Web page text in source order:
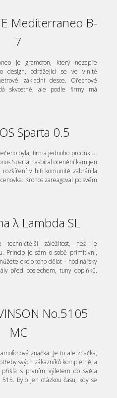
Mediterraneo B-
7
je gramofon, který nezapře
design, odrážející se ve vlnitě
základní desce. Ořechové
skvostně, ale podle firmy má
Sparta 0.5
byla, firma jednoho produktu.
Sparta nasbíral ocenění kam jen
v hifi komunitě zabránila
Kronos zareagoval po svém
λ Lambda SL
záležitost, než je
Princip je sám o sobě primitivní,
okolo toho dělat – hodinářsky
před poslechem, tuny doplňků.
No.5105
MC
značka. Je to ale značka,
svých zákazníků kompletně, a
s prvním výletem do světa
Bylo jen otázkou času, kdy se